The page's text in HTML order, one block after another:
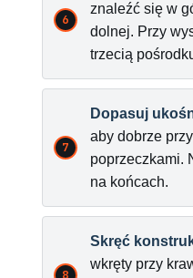
znaleźć się w
dolnej. Przy
trzecią
Dopasuj
aby dobrze
poprzeczkami.
na końcach.
Skręć
wkręty przy